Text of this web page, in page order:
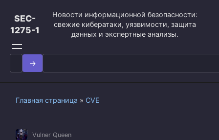
контенту
SEC-
1275-1
Новости информационной безопасности:
свежие кибератаки, уязвимости, защита
данных и экспертные анализы.
Search
for:
Главная страница » CVE
Vulner Queen